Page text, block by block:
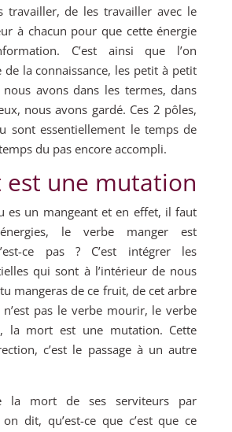
travailler, de les travailler avec le
à chacun pour que cette énergie
C’est ainsi que l’on
de la connaissance, les petit à petit
nous avons dans les termes, dans
nous avons gardé. Ces 2 pôles,
sont essentiellement le temps de
du pas encore accompli.
est une mutation
es un mangeant et en effet, il faut
le verbe manger est
ce pas ? C’est intégrer les
qui sont à l’intérieur de nous
mangeras de ce fruit, de cet arbre
pas le verbe mourir, le verbe
la mort est une mutation. Cette
c’est le passage à un autre
la mort de ses serviteurs par
dit, qu’est-ce que c’est que ce